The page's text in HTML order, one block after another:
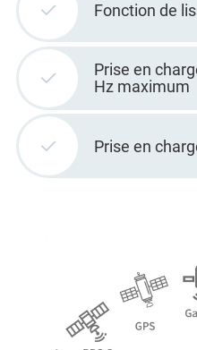
Fonction de
Prise en
Hz maximum
Prise en